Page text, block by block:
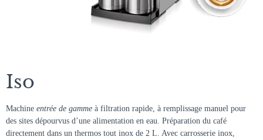
Iso
Machine entrée de gamme à filtration rapide, à remplissage manuel pour
des sites dépourvus d’une alimentation en eau. Préparation du café
directement dans un thermos tout inox de 2 L. Avec carrosserie inox,